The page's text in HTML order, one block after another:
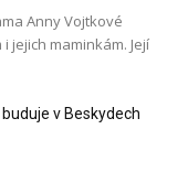
Anny Vojtkové
jejich maminkám. Její
v Beskydech